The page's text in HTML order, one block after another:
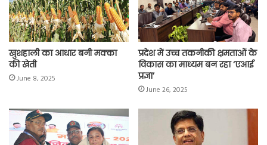
खुशहाली का आधार बनी मक्का
की खेती
June 8, 2025
प्रदेश में उच्च तकनीकी क्षमताओं के
विकास का माध्यम बन रहा ‘एआई
प्रज्ञा’
June 26, 2025